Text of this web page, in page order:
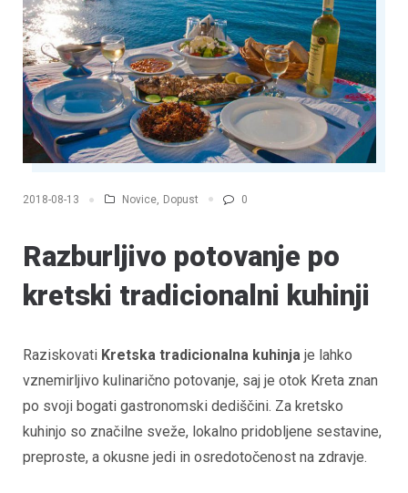
2018-08-13 Novice, Dopust 0
Razburljivo potovanje po
kretski tradicionalni kuhinji
Raziskovati Kretska tradicionalna kuhinja je lahko
vznemirljivo kulinarično potovanje, saj je otok Kreta znan
po svoji bogati gastronomski dediščini. Za kretsko
kuhinjo so značilne sveže, lokalno pridobljene sestavine,
preproste, a okusne jedi in osredotočenost na zdravje.